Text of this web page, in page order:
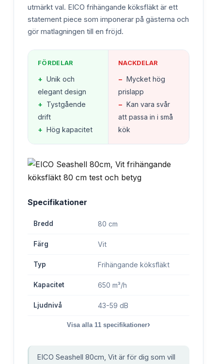
utmärkt val. EICO frihängande köksfläkt är ett
statement piece som imponerar på gästerna och
gör matlagningen till en fröjd.
FÖRDELAR
+ Unik och
elegant design
+ Tystgående
drift
+ Hög kapacitet
NACKDELAR
− Mycket hög
prislapp
− Kan vara svår
att passa in i små
kök
Specifikationer
Bredd 80 cm
Färg Vit
Typ Frihängande köksfläkt
Kapacitet 650 m³/h
Ljudnivå 43-59 dB
Visa alla 11 specifikationer›
EICO Seashell 80cm, Vit är för dig som vill